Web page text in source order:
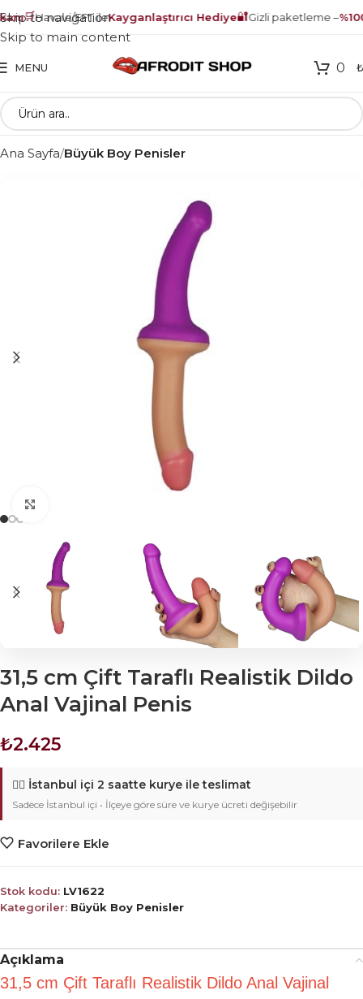
🛒Havale/EFT ileKayganlaştırıcı Hediye🔐Gizli paketleme –
Skip to navigation
Skip to main content
MENU 0 ₺
Ana Sayfa Büyük Boy Penisler
31,5 cm Çift Taraflı Realistik Dildo
Anal Vajinal Penis
₺2.425
🚴‍♂️ İstanbul içi 2 saatte kurye ile teslimat
Sadece İstanbul içi • İlçeye göre süre ve kurye ücreti değişebilir
Favorilere Ekle
Stok kodu: LV1622
Kategoriler: Büyük Boy Penisler
Açıklama
31,5 cm Çift Taraflı Realistik Dildo Anal Vajinal